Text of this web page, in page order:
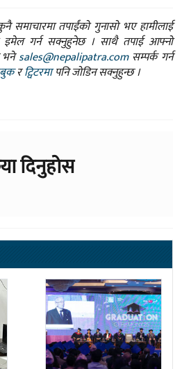
समाचारमा तपाईंको गुनासो भए हामीलाई
गर्न सक्नुहुनेछ । साथै तपाई आफ्नो
भनेsales@nepalipatra.comसम्पर्क गर्न
रट्विटरमापनि जोडिन सक्नुहुन्छ ।
दिनुहोस